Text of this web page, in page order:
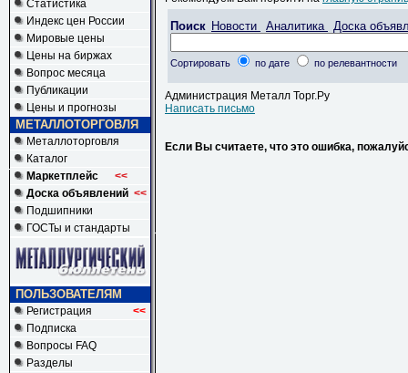
Статистика
Индекс цен России
Мировые цены
Цены на биржах
Вопрос месяца
Публикации
Цены и прогнозы
МЕТАЛЛОТОРГОВЛЯ
Металлоторговля
Каталог
Маркетплейс
<<
Доска объявлений <<
Подшипники
ГОСТы и стандарты
ПОЛЬЗОВАТЕЛЯМ
Регистрация <<
Подписка
Вопросы FAQ
Разделы
Поиск Новости Аналитика Доска
Сортировать по дате по релевантности
Администрация Металл Торг.Ру
Написать письмо
Если Вы считаете, что это ошибка,